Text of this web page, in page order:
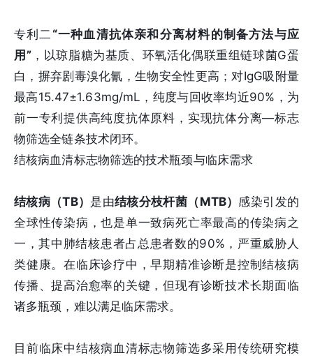
专利二 “一种血清抗体亲和分离材料的制备方法与应
用”，以琼脂糖为基质、环氧活化偶联重组链球菌G蛋
白，摒弃剧毒溴化氰，生物安全性更高；对IgG吸附量
最高15.47±1.63mg/mL，纯度与回收率均近90%，为
前一专利提供高纯度抗体原料，实现抗体分离—标志
物筛选全链条技术闭环。
结核病血清标志物筛选的技术瓶颈与临床需求
结核病（TB） 是由结核分枝杆菌（MTB） 感染引发的
全球性传染病，也是单一致病死亡率最高的传染病之
一，其中肺结核患者占总患者数的90%，严重威胁人
类健康。在临床诊疗中，早期精准诊断是控制结核病
传播、提高治愈率的关键，但现有诊断技术长期面临
诸多瓶颈，难以满足临床需求。
目前临床中结核病血清标志物筛选多采用传统研究模